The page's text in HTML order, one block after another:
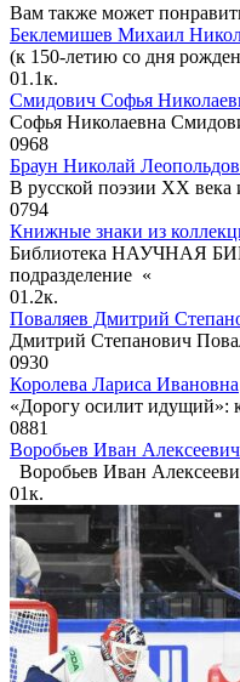
Вам также может
Беклемишев Михаил
(к 150-летию со дня
01.1к.
Смидович Софья
Софья Николаевна
0968
Браун Николай
В русской поэзии XX века
0794
Книжные знаки из
Библиотека НАУЧНАЯ
подразделение «
01.2к.
Поваляев Дмитрий
Дмитрий Степанович
0930
Королева Лариса Ивановна
«Дорогу осилит идущий»:
0881
Воробьев Иван Алексеевич
Воробьев Иван
01к.